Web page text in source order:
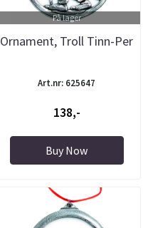
På lager
Ornament, Troll Tinn-Per
Art.nr: 625647
138,-
Buy Now